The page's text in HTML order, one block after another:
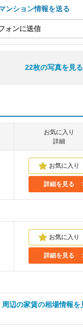
ンション情報を送る
ォンに送信
22枚の写真を見る
お気に入り
詳細
詳細を見る
詳細を見る
周辺の家賃の相場情報を